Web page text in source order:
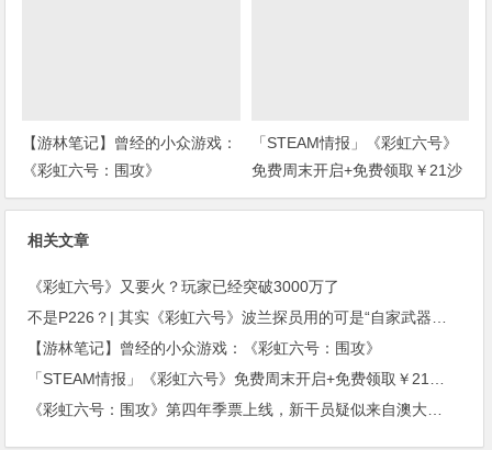
【游林笔记】曾经的小众游戏：
《彩虹六号：围攻》
「STEAM情报」《彩虹六号》
免费周末开启+免费领取￥21沙
盒扮演游戏+“墓地星露谷”今日
相关文章
《彩虹六号》又要火？玩家已经突破3000万了
不是P226？| 其实《彩虹六号》波兰探员用的可是“自家武器！”(上期福利开奖)
【游林笔记】曾经的小众游戏：《彩虹六号：围攻》
「STEAM情报」《彩虹六号》免费周末开启+免费领取￥21沙盒扮演游戏+“墓地星露谷”今日上架
《彩虹六号：围攻》第四年季票上线，新干员疑似来自澳大利亚。